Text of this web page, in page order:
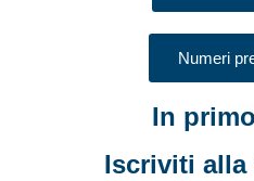
Numeri
In
Iscriviti alla